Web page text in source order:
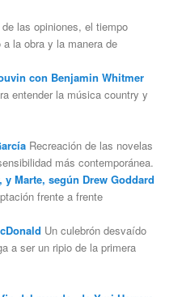
las opiniones, el tiempo
la obra y la manera de
con Benjamin Whitmer
entender la música country y
Recreación de las novelas
más contemporánea.
Marte, según Drew Goddard
frente a frente
Un culebrón desvaído
a ser un ripio de la primera